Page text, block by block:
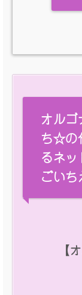
オルゴ
ち☆の
るネッ
ごいち
【